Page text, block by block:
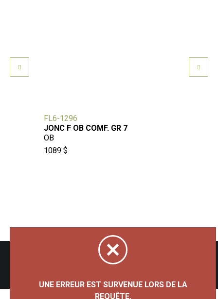
FL6-1296
JONC F OB COMF. GR 7
OB
1089 $
Tous droits réservés 2026 - Bijouterie Besner
UNE ERREUR EST SURVENUE LORS DE LA
REQUÊTE.